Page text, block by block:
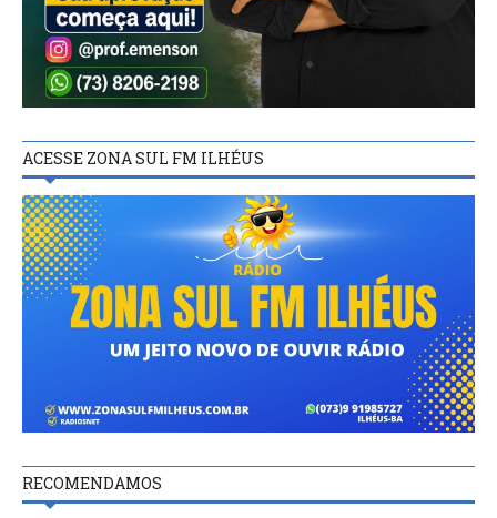
ACESSE ZONA SUL FM ILHÉUS
RECOMENDAMOS